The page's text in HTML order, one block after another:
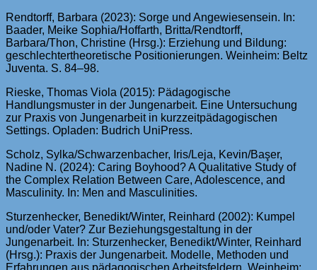
Rendtorff, Barbara (2023): Sorge und Angewiesensein. In:
Baader, Meike Sophia/Hoffarth, Britta/Rendtorff,
Barbara/Thon, Christine (Hrsg.): Erziehung und Bildung:
geschlechtertheoretische Positionierungen. Weinheim: Beltz
Juventa. S. 84–98.
Rieske, Thomas Viola (2015): Pädagogische
Handlungsmuster in der Jungenarbeit. Eine Untersuchung
zur Praxis von Jungenarbeit in kurzzeitpädagogischen
Settings. Opladen: Budrich UniPress.
Scholz, Sylka/Schwarzenbacher, Iris/Leja, Kevin/Başer,
Nadine N. (2024): Caring Boyhood? A Qualitative Study of
the Complex Relation Between Care, Adolescence, and
Masculinity. In: Men and Masculinities.
Sturzenhecker, Benedikt/Winter, Reinhard (2002): Kumpel
und/oder Vater? Zur Beziehungsgestaltung in der
Jungenarbeit. In: Sturzenhecker, Benedikt/Winter, Reinhard
(Hrsg.): Praxis der Jungenarbeit. Modelle, Methoden und
Erfahrungen aus pädagogischen Arbeitsfeldern. Weinheim: